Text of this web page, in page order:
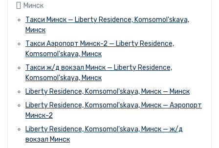
Минск
Такси Минск — Liberty Residence, Komsomol'skaya,
Минск
Такси Аэропорт Минск-2 — Liberty Residence,
Komsomol'skaya, Минск
Такси ж/д вокзал Минск — Liberty Residence,
Komsomol'skaya, Минск
Liberty Residence, Komsomol'skaya, Минск — Минск
Liberty Residence, Komsomol'skaya, Минск — Аэропорт
Минск-2
Liberty Residence, Komsomol'skaya, Минск — ж/д
вокзал Минск